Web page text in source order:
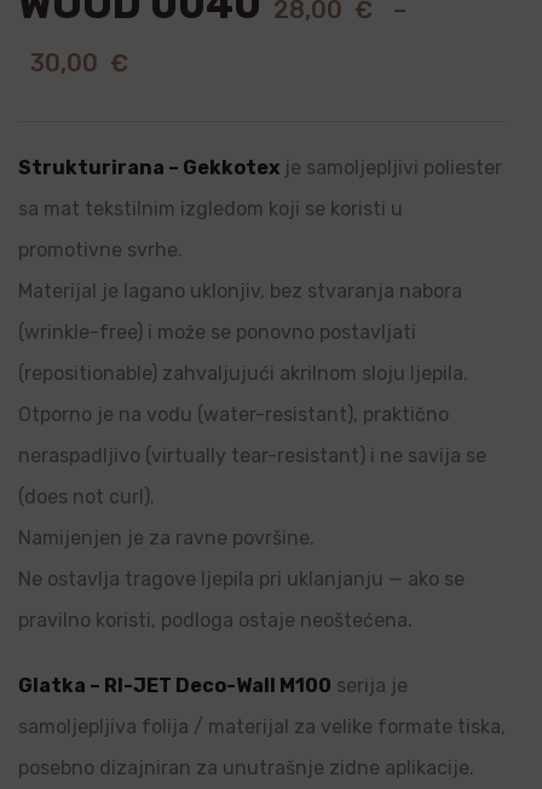
28,00 €
–
30,00 €
Strukturirana – Gekkotex je samoljepljivi poliester
sa mat tekstilnim izgledom koji se koristi u
promotivne svrhe.
Materijal je lagano uklonjiv, bez stvaranja nabora
(wrinkle-free) i može se ponovno postavljati
(repositionable) zahvaljujući akrilnom sloju ljepila.
Otporno je na vodu (water-resistant), praktično
neraspadljivo (virtually tear-resistant) i ne savija se
(does not curl).
Namijenjen je za ravne površine.
Ne ostavlja tragove ljepila pri uklanjanju — ako se
pravilno koristi, podloga ostaje neoštećena.
Glatka – RI-JET Deco-Wall M100 serija je
samoljepljiva folija / materijal za velike formate tiska,
posebno dizajniran za unutrašnje zidne aplikacije.